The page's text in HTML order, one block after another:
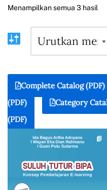
Menampilkan semua 3 hasil
Complete Catalog (PDF)
(PDF)
Category
(PDF)